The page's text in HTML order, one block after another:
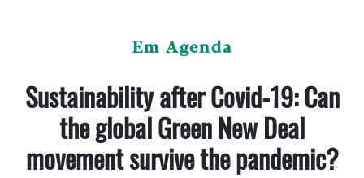
Em Agenda
Sustainability after Covid-19: Can
the global Green New Deal
movement survive the pandemic?